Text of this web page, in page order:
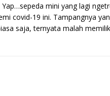
mini yang lagi
covid-19 ini. Tampangnya
saja, ternyata malah